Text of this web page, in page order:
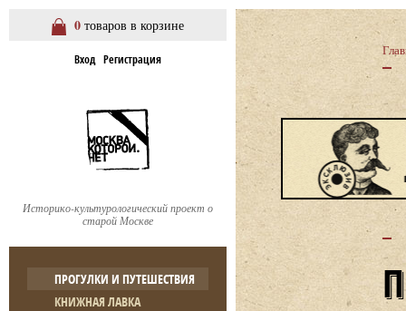
0 товаров в корзине
Вход Регистрация
Историко-культурологический проект о
старой Москве
ПРОГУЛКИ И ПУТЕШЕСТВИЯ
КНИЖНАЯ ЛАВКА